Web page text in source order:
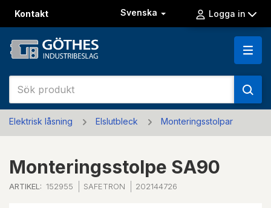
Kontakt Svenska Logga in
Elektrisk låsning Elslutbleck Monteringsstolpar
Monteringsstolpe SA90
ARTIKEL: 152955 SAFETRON 202144726